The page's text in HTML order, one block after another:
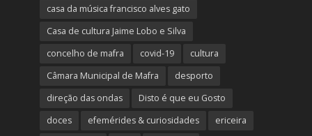
casa da música francisco alves gato
Casa de cultura Jaime Lobo e Silva
concelho de mafra
covid-19
cultura
Câmara Municipal de Mafra
desporto
direção das ondas
Disto é que eu Gosto
doces
efemérides & curiosidades
ericeira